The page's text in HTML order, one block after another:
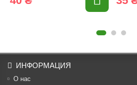
ИНФОРМАЦИЯ
О нас